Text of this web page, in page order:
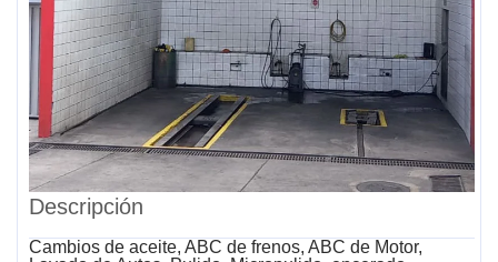
Descripción
⁠Cambios de aceite, ABC de frenos, ⁠ABC de Motor,